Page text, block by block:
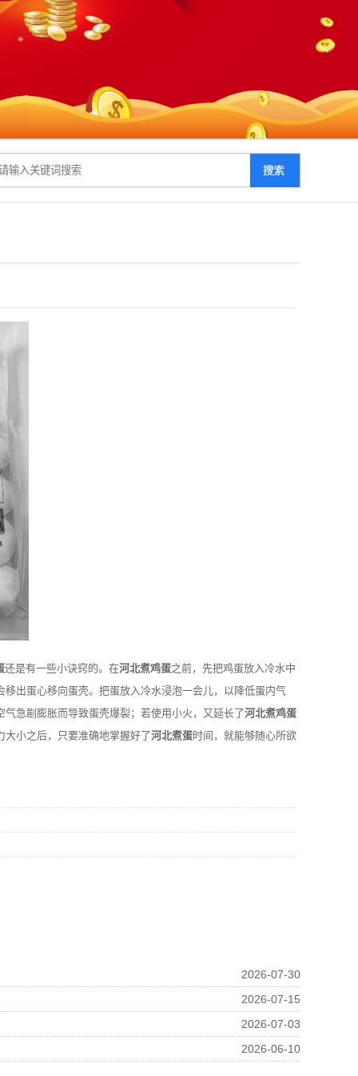
还是有一些小诀窍的。在河北煮鸡蛋之前，先把鸡蛋放入冷水中
出蛋心移向蛋壳。把蛋放入冷水浸泡一会儿，以降低蛋内气
气急剧膨胀而导致蛋壳爆裂；若使用小火，又延长了河北煮鸡蛋
大小之后，只要准确地掌握好了河北煮蛋时间，就能够随心所欲
2026-07-30
2026-07-15
2026-07-03
2026-06-10